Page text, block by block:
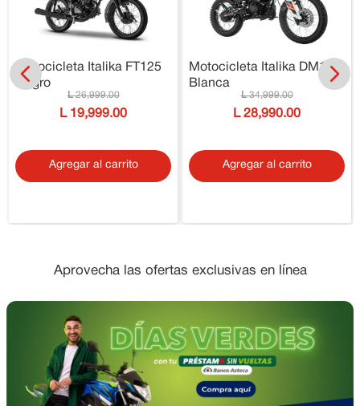
Motocicleta Italika FT125
Negro
26,999.00
19,999.00
Agregar al carrito
Motocicleta Italika DM150
Blanca
34,999.00
28,990.00
Agregar al carrito
Aprovecha las ofertas exclusivas en línea